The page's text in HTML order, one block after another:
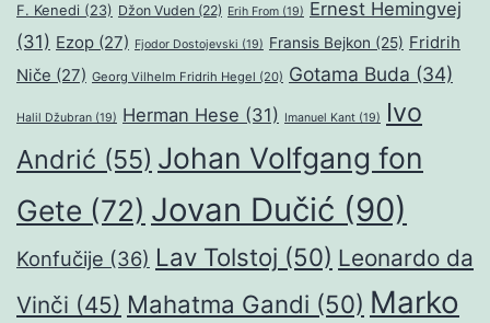
F. Kenedi (23) Džon Vuden (22) Erih From (19) Ernest Hemingvej
(31) Ezop (27) Fjodor Dostojevski (19) Fransis Bejkon (25) Fridrih
Niče (27) Georg Vilhelm Fridrih Hegel (20) Gotama Buda (34)
Halil Džubran (19) Herman Hese (31) Imanuel Kant (19)
Ivo
Andrić (55) Johan Volfgang fon
Gete (72) Jovan Dučić (90)
Konfučije (36) Lav Tolstoj (50) Leonardo da
Vinči (45) Mahatma Gandi (50) Marko